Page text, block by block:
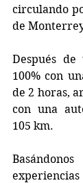
circulando
de
Después
100% con
de 2 horas,
con una
105 km.